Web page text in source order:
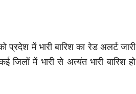
प्रदेश में भारी बारिश का रेड अलर्ट जारी
जिलों में भारी से अत्यंत भारी बारिश हो